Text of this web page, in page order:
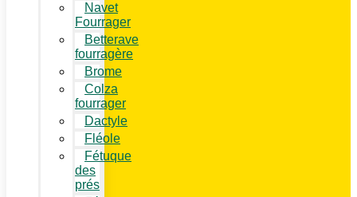
Navet
Fourrager
Betterave
fourragère
Brome
Colza
fourrager
Dactyle
Fléole
Fétuque
des
prés